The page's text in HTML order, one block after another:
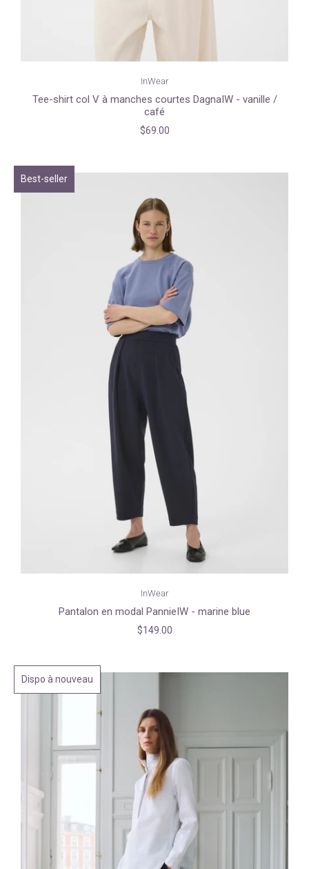
InWear
Tee-shirt col V à manches courtes DagnaIW - vanille /
café
$69.00
Best-seller
InWear
Pantalon en modal PannieIW - marine blue
$149.00
Dispo à nouveau